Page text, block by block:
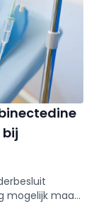
met
mogelijk maakt